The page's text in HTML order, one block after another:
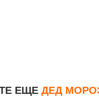
ЕЩЕ ДЕД